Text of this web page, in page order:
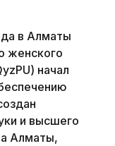
в Алматы
женского
начал
и высшего
Алматы,